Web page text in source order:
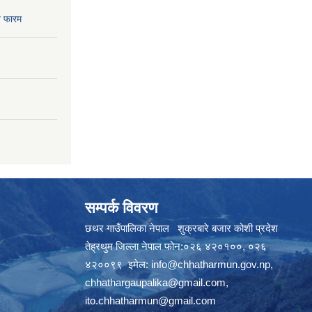
फारम
सम्पर्क विवरण
छथर गाउँपालिका नेपाल शुक्रबारे बजार कोशी प्रदेश
तेह्रथुम जिल्ला नेपाल फोन:०२६ ४२०१००, ०२६
४२००९९ इमेल: info@chhatharmun.gov.np,
chhathargaupalika@gmail.com,
ito.chhatharmun@gmail.com